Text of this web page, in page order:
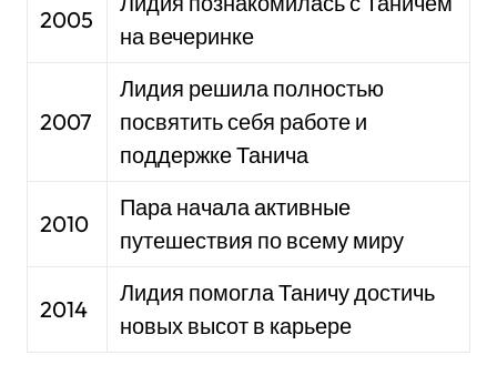
2005
на вечеринке
2007
Лидия решила полностью
посвятить себя работе и
поддержке Танича
2010
Пара начала активные
путешествия по всему миру
2014
Лидия помогла Таничу достичь
новых высот в карьере